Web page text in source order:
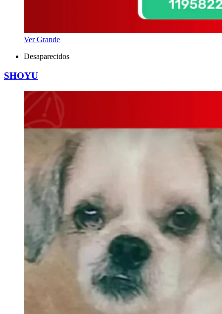
Ver Grande
Desaparecidos
SHOYU